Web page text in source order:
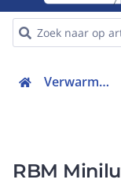
Verwarmen, Koelen en Ventileren
RBM